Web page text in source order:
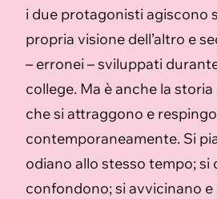
i due protagonisti agiscono
propria visione dell’altro e
– erronei – sviluppati
college. Ma è anche la
che si attraggono e
contemporaneamente. Si
odiano allo stesso tempo; si
confondono; si avvicinano